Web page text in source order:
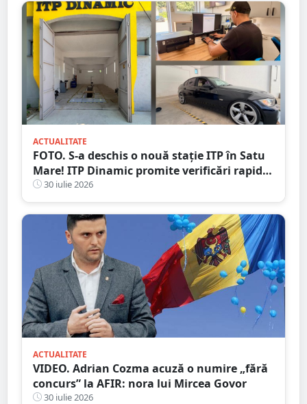
ACTUALITATE
FOTO. S-a deschis o nouă stație ITP în Satu
Mare! ITP Dinamic promite verificări rapide
și servicii de calitate
30 iulie 2026
ACTUALITATE
VIDEO. Adrian Cozma acuză o numire „fără
concurs” la AFIR: nora lui Mircea Govor
30 iulie 2026